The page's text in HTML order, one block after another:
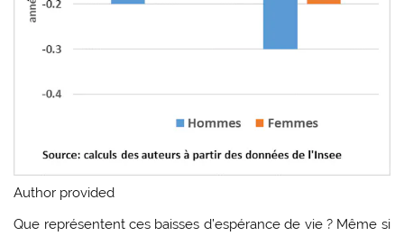
Author provided
Que représentent ces baisses d’espérance de vie ? Même si